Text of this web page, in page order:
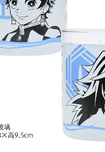
含以上)免運費
含以上)免運費
NT$1,300(含以上)免運費
門/馬祖)-木棉花樂園專用